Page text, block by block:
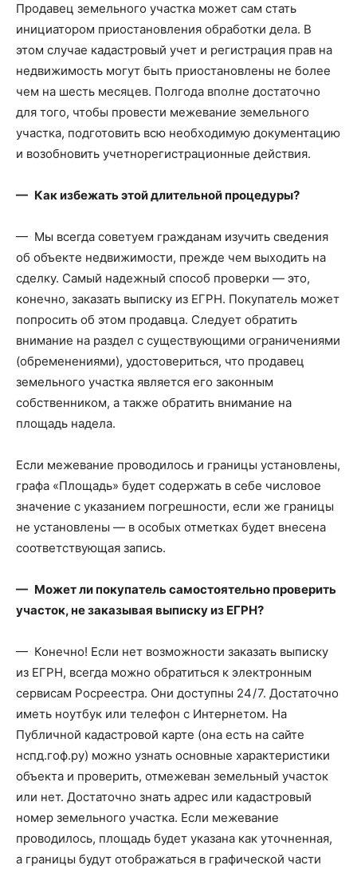
Продавец земельного участка может сам стать
инициатором приостановления обработки дела. В
этом случае кадастровый учет и регистрация прав на
недвижимость могут быть приостановлены не более
чем на шесть месяцев. Полгода вполне достаточно
для того, чтобы провести межевание земельного
участка, подготовить всю необходимую документацию
и возобновить учетно­регистрационные действия.
— Как избежать этой длительной процедуры?
— Мы всегда советуем гражданам изучить сведения
об объекте недвижимости, прежде чем выходить на
сделку. Самый надежный способ проверки — это,
конечно, заказать выписку из ЕГРН. Покупатель может
попросить об этом продавца. Следует обратить
внимание на раздел с существующими ограничениями
(обременениями), удостовериться, что продавец
земельного участка является его законным
собственником, а также обратить внимание на
площадь надела.
Если межевание проводилось и границы установлены,
графа «Площадь» будет содержать в себе числовое
значение с указанием погрешности, если же границы
не установлены — в особых отметках будет внесена
соответствующая запись.
— Может ли покупатель самостоятельно проверить
участок, не заказывая выписку из ЕГРН?
— Конечно! Если нет возможности заказать выписку
из ЕГРН, всегда можно обратиться к электронным
сервисам Росреестра. Они доступны 24 / 7. Достаточно
иметь ноутбук или телефон с Интернетом. На
Публичной кадастровой карте (она есть на сайте
нспд.гоф.ру) можно узнать основные характеристики
объекта и проверить, отмежеван земельный участок
или нет. Достаточно знать адрес или кадастровый
номер земельного участка. Если межевание
проводилось, площадь будет указана как уточненная,
а границы будут отображаться в графической части